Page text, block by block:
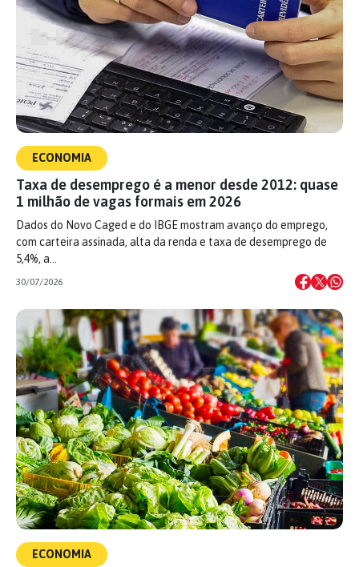
ECONOMIA
Taxa de desemprego é a menor desde 2012: quase
1 milhão de vagas formais em 2026
Dados do Novo Caged e do IBGE mostram avanço do emprego,
com carteira assinada, alta da renda e taxa de desemprego de
5,4%, a…
30/07/2026
ECONOMIA